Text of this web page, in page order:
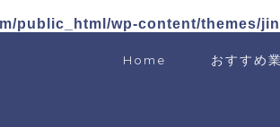
public_html/wp-content/themes/
Home おすすめ